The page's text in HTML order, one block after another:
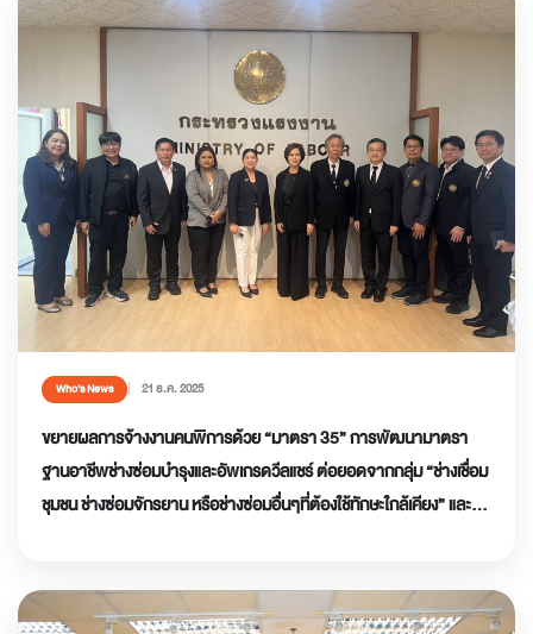
Who’s News 21 ธ.ค. 2025
ขยายผลการจ้างงานคนพิการด้วย “มาตรา 35” การพัฒนามาตรา
ฐานอาชีพช่างซ่อมบำรุงและอัพเกรดวีลแชร์ ต่อยอดจากกลุ่ม “ช่างเชื่อม
ชุมชน ช่างซ่อมจักรยาน หรือช่างซ่อมอื่นๆที่ต้องใช้ทักษะใกล้เคียง” และ